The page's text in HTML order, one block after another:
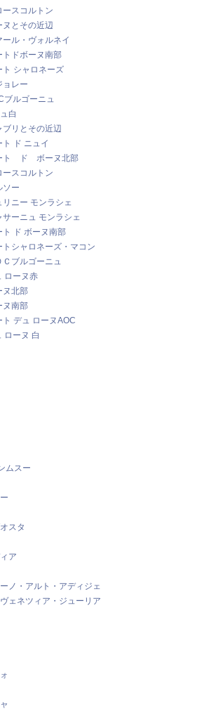
ースコルトン
ヌとその近辺
ール・ヴォルネイ
トドボーヌ南部
ト シャロネーズ
ョレー
ブルゴーニュ
白
ブリとその近辺
ト ド ニュイ
ト ド ボーヌ北部
ースコルトン
ソー
リニー モンラシェ
サーニュ モンラシェ
ト ド ボーヌ南部
トシャロネーズ・マコン
Ｃブルゴーニュ
ローヌ赤
ヌ北部
ヌ南部
ト デュ ローヌAOC
ローヌ 白
ムスー
スタ
ア
ノ・アルト・アディジェ
ェネツィア・ジューリア